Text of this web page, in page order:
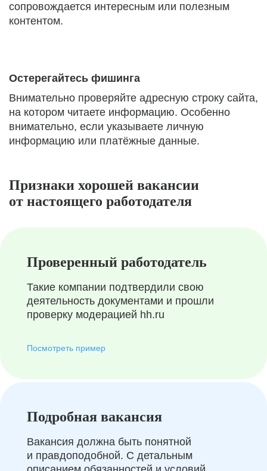
сопровождается интересным или полезным
контентом.
Остерегайтесь фишинга
Внимательно проверяйте адресную строку сайта,
на котором читаете информацию. Особенно
внимательно, если указываете личную
информацию или платёжные данные.
Признаки хорошей вакансии
от настоящего работодателя
Проверенный работодатель
Такие компании подтвердили свою
деятельность документами и прошли
проверку модерацией hh.ru
Посмотреть пример
Подробная вакансия
Вакансия должна быть понятной
и правдоподобной. С детальным